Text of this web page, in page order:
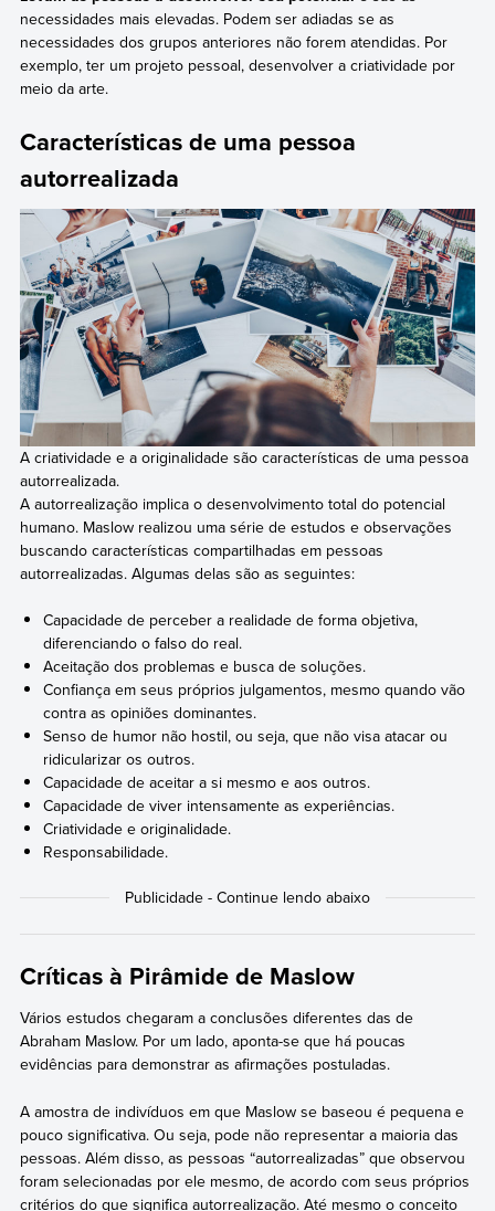
necessidades mais elevadas. Podem ser adiadas se as
necessidades dos grupos anteriores não forem atendidas. Por
exemplo, ter um projeto pessoal, desenvolver a criatividade por
meio da arte.
Características de uma pessoa
autorrealizada
A criatividade e a originalidade são características de uma pessoa
autorrealizada.
A autorrealização implica o desenvolvimento total do potencial
humano. Maslow realizou uma série de estudos e observações
buscando características compartilhadas em pessoas
autorrealizadas. Algumas delas são as seguintes:
Capacidade de perceber a realidade de forma objetiva,
diferenciando o falso do real.
Aceitação dos problemas e busca de soluções.
Confiança em seus próprios julgamentos, mesmo quando vão
contra as opiniões dominantes.
Senso de humor não hostil, ou seja, que não visa atacar ou
ridicularizar os outros.
Capacidade de aceitar a si mesmo e aos outros.
Capacidade de viver intensamente as experiências.
Criatividade e originalidade.
Responsabilidade.
Críticas à Pirâmide de Maslow
Vários estudos chegaram a conclusões diferentes das de
Abraham Maslow. Por um lado, aponta-se que há poucas
evidências para demonstrar as afirmações postuladas.
A amostra de indivíduos em que Maslow se baseou é pequena e
pouco significativa. Ou seja, pode não representar a maioria das
pessoas. Além disso, as pessoas “autorrealizadas” que observou
foram selecionadas por ele mesmo, de acordo com seus próprios
critérios do que significa autorrealização. Até mesmo o conceito